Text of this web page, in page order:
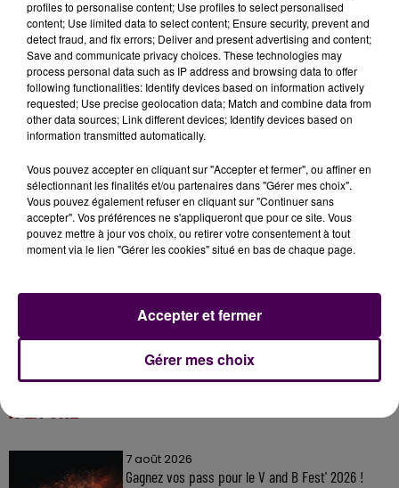
départements. Ce n’est pas près de s’arranger. A
nous, malgré tout, d’être séduisants, d’attirer des
jeunes en Sarthe. J’exerce, moi, par exemple, au Pôle
Santé Sud, dans un environnement moderne, avec
les technologies de pointe, des salles d’opération
juste à côté, etc. Un cadre de travail optimal,
équivalent à ce que connaissent les
attirer ainsi deux ou trois nouveaux professionnels au
plus vite.
À LA UNE
7 août 2026
Gagnez vos pass pour le V and B Fest' 2026 !
profiles to personalise content; Use profiles to select personalised
content; Use limited data to select content; Ensure security, prevent and
detect fraud, and fix errors; Deliver and present advertising and content;
Save and communicate privacy choices. These technologies may
process personal data such as IP address and browsing data to offer
following functionalities: Identify devices based on information actively
requested; Use precise geolocation data; Match and combine data from
other data sources; Link different devices; Identify devices based on
information transmitted automatically.
Vous pouvez accepter en cliquant sur "Accepter et fermer", ou affiner en
sélectionnant les finalités et/ou partenaires dans "Gérer mes choix".
Vous pouvez également refuser en cliquant sur "Continuer sans
accepter". Vos préférences ne s'appliqueront que pour ce site. Vous
pouvez mettre à jour vos choix, ou retirer votre consentement à tout
moment via le lien "Gérer les cookies" situé en bas de chaque page.
Gérer mes choix
Accepter et fermer